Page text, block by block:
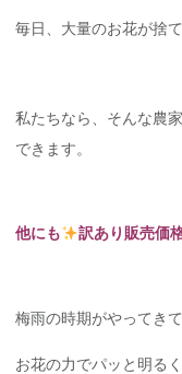
毎日、大量のお花が捨
私たちなら、そんな農
できます。
他にも 訳あり販売価
梅雨の時期がやってき
お花の力でパッと明る